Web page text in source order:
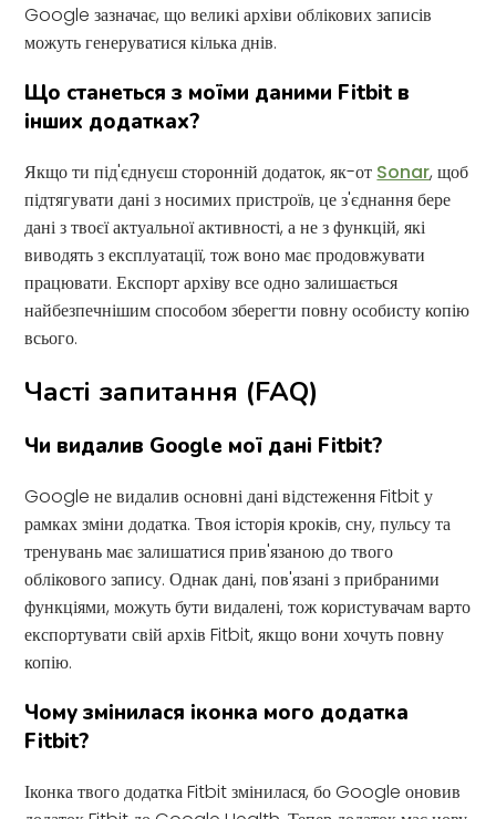
Google зазначає, що великі архіви облікових записів
можуть генеруватися кілька днів.
Що станеться з моїми даними Fitbit в
інших додатках?
Якщо ти під'єднуєш сторонній додаток, як-от Sonar, щоб
підтягувати дані з носимих пристроїв, це з'єднання бере
дані з твоєї актуальної активності, а не з функцій, які
виводять з експлуатації, тож воно має продовжувати
працювати. Експорт архіву все одно залишається
найбезпечнішим способом зберегти повну особисту копію
всього.
Часті запитання (FAQ)
Чи видалив Google мої дані Fitbit?
Google не видалив основні дані відстеження Fitbit у
рамках зміни додатка. Твоя історія кроків, сну, пульсу та
тренувань має залишатися прив'язаною до твого
облікового запису. Однак дані, пов'язані з прибраними
функціями, можуть бути видалені, тож користувачам варто
експортувати свій архів Fitbit, якщо вони хочуть повну
копію.
Чому змінилася іконка мого додатка
Fitbit?
Іконка твого додатка Fitbit змінилася, бо Google оновив